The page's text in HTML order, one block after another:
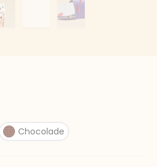
Chocolade